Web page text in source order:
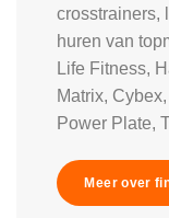
crosstrainers,
huren van
Life Fitness,
Matrix,
Power Plate,
Meer over